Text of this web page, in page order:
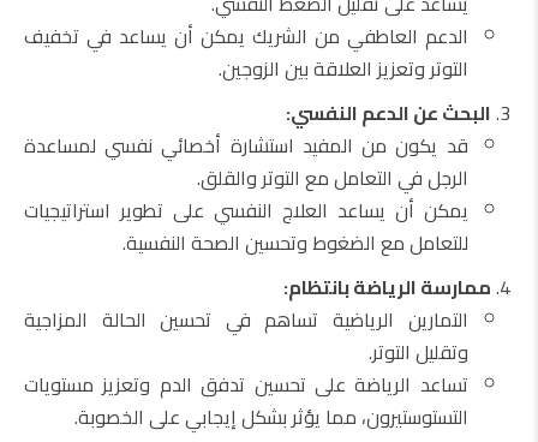
الدعم العاطفي من الشريك يمكن أن يساعد في تخفيف
التوتر وتعزيز العلاقة بين الزوجين.
البحث عن الدعم النفسي:
قد يكون من المفيد استشارة أخصائي نفسي لمساعدة
الرجل في التعامل مع التوتر والقلق.
يمكن أن يساعد العلاج النفسي على تطوير استراتيجيات
للتعامل مع الضغوط وتحسين الصحة النفسية.
ممارسة الرياضة بانتظام:
التمارين الرياضية تساهم في تحسين الحالة المزاجية
وتقليل التوتر.
تساعد الرياضة على تحسين تدفق الدم وتعزيز مستويات
التستوستيرون، مما يؤثر بشكل إيجابي على الخصوبة.